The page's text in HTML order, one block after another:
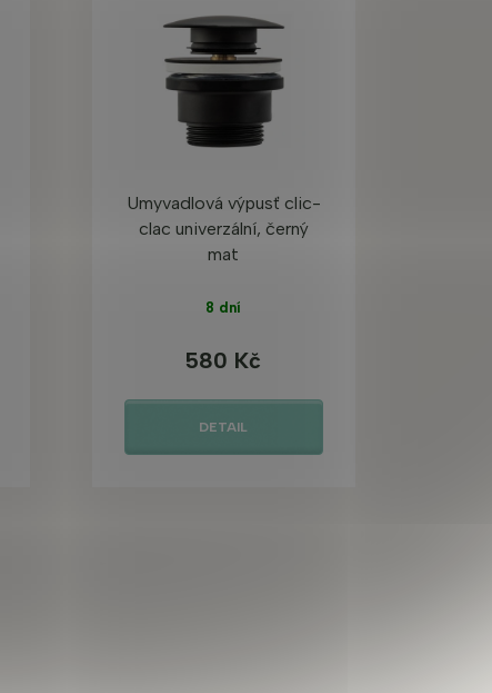
Umyvadlová výpusť clic-
clac univerzální, černý
mat
8 dní
580 Kč
DETAIL